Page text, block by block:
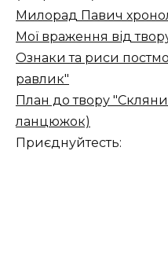
Милорад Павич
Мої враження від
Ознаки та риси
равлик"
План до твору
ланцюжок)
Приєднуйтесть: